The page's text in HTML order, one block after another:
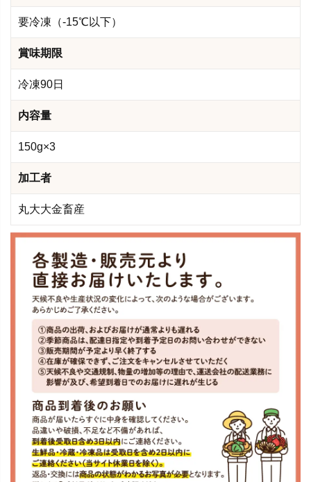
要冷凍（-15℃以下）
賞味期限
冷凍90日
内容量
150g×3
加工者
丸大大金畜産